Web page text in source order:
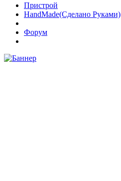
Пристрой
HandMade(Сделано Руками)
Форум